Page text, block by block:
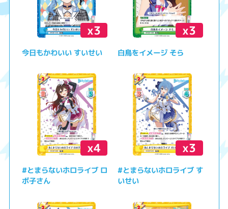
x3
今日もかわいい すいせい
x3
白鳥をイメージ そら
x4
#とまらないホロライブ ロ
ボ子さん
x3
#とまらないホロライブ す
いせい